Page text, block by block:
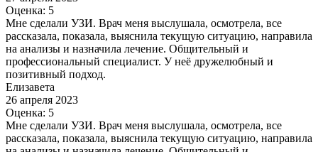
Оценка: 5
Мне сделали УЗИ. Врач меня выслушала, осмотрела, все
рассказала, показала, выяснила текущую ситуацию, направила
на анализы и назначила лечение. Общительный и
профессиональный специалист. У неё дружелюбный и
позитивный подход.
Елизавета
26 апреля 2023
Оценка: 5
Мне сделали УЗИ. Врач меня выслушала, осмотрела, все
рассказала, показала, выяснила текущую ситуацию, направила